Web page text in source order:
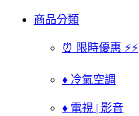
商品分類
⏰ 限時優惠 ⚡⚡
♦ 冷氣空調
♦ 電視 | 影音